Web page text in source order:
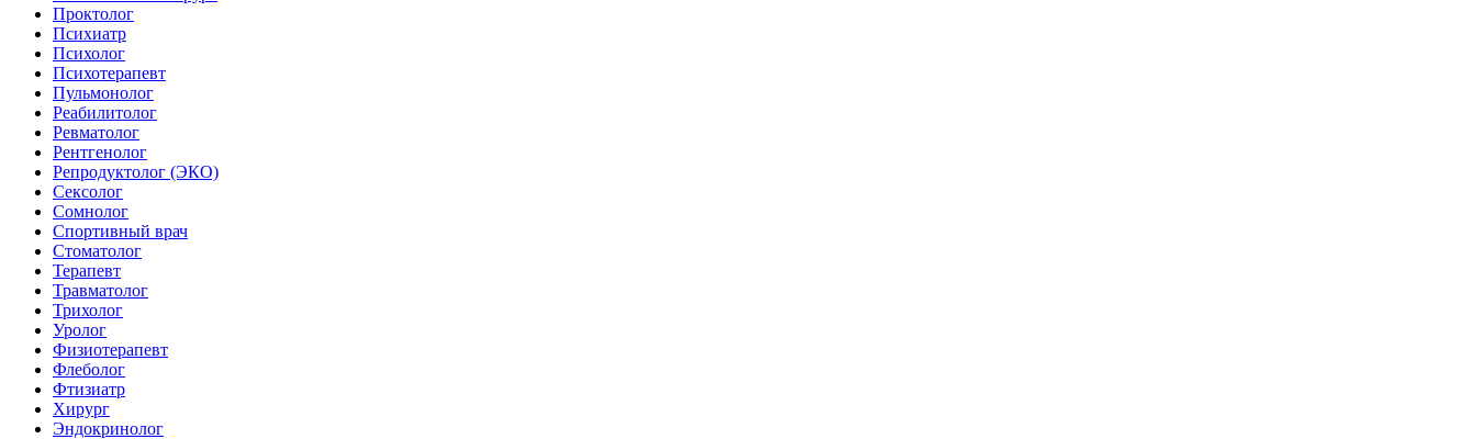
Проктолог
Психиатр
Психолог
Психотерапевт
Пульмонолог
Реабилитолог
Ревматолог
Рентгенолог
Репродуктолог (ЭКО)
Сексолог
Сомнолог
Спортивный врач
Стоматолог
Терапевт
Травматолог
Трихолог
Уролог
Физиотерапевт
Флеболог
Фтизиатр
Хирург
Эндокринолог